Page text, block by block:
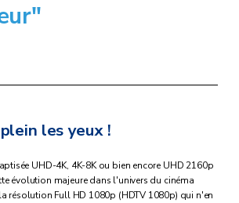
les yeux !
UHD-4K, 4K-8K ou bien encore UHD 2160p
évolution majeure dans l'univers du cinéma
résolution Full HD 1080p (HDTV 1080p) qui n'en